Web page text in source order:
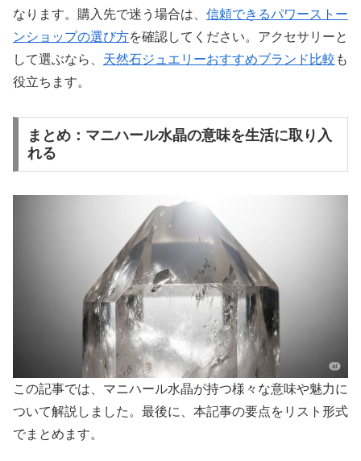
なります。購入先で迷う場合は、 信頼できるパワーストー
ンショップの選び方を確認してください。アクセサリーと
して選ぶなら、 天然石ジュエリーおすすめブランド比較 も
役立ちます。
まとめ：マニハール水晶の意味を生活に取り入
れる
この記事では、マニハール水晶が持つ様々な意味や魅力に
ついて解説しました。最後に、本記事の要点をリスト形式
でまとめます。